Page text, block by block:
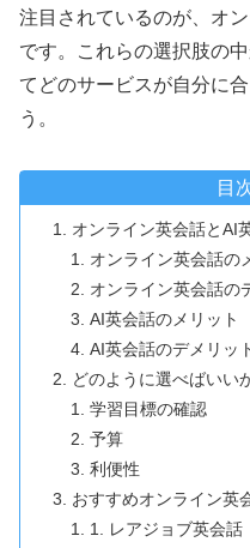
注目されているのが、オ
です。これらの選択肢の
てどのサービスが自分に
う。
目
オンライン英会話とAI
オンライン英会話の
オンライン英会話の
AI英会話のメリット
AI英会話のデメリッ
どのように選べばいい
学習目標の確認
予算
利便性
おすすめオンライン英
1. レアジョブ英会話